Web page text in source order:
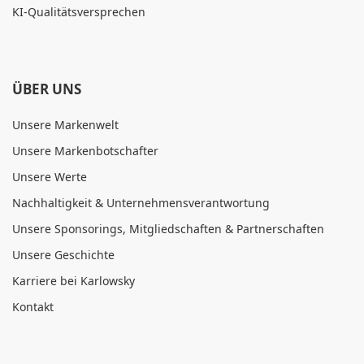
KI-Qualitätsversprechen
ÜBER UNS
Unsere Markenwelt
Unsere Markenbotschafter
Unsere Werte
Nachhaltigkeit & Unternehmensverantwortung
Unsere Sponsorings, Mitgliedschaften & Partnerschaften
Unsere Geschichte
Karriere bei Karlowsky
Kontakt